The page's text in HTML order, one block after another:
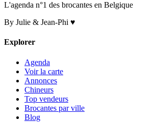
L'agenda n°1 des brocantes en Belgique
By Julie & Jean-Phi ♥
Explorer
Agenda
Voir la carte
Annonces
Chineurs
Top vendeurs
Brocantes par ville
Blog